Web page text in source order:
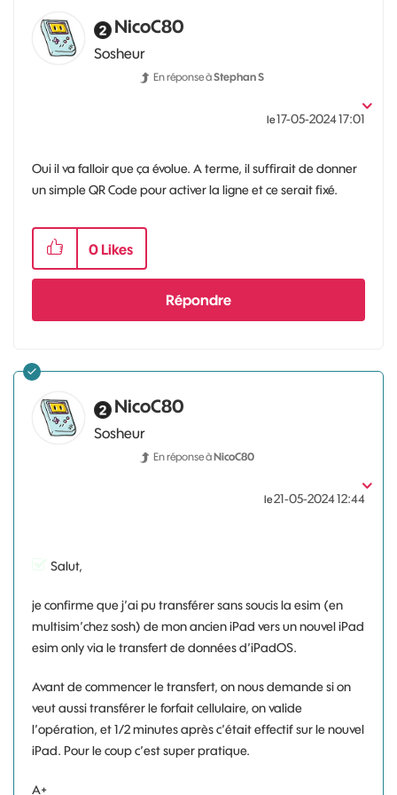
NicoC80
Sosheur
En réponse àStephan S
le‎17-05-202417:01
Oui il va falloir que ça évolue. A terme, il suffirait de donner
un simple QR Code pour activer la ligne et ce serait fixé.
0 Likes
Répondre
NicoC80
Sosheur
En réponse àNicoC80
le‎21-05-202412:44
Salut,
je confirme que j’ai pu transférer sans soucis la esim (en
multisim’chez sosh) de mon ancien iPad vers un nouvel iPad
esim only via le transfert de données d’iPadOS.
Avant de commencer le transfert, on nous demande si on
veut aussi transférer leforfait cellulaire, on valide
l’opération, et 1/2 minutes après c’était effectif sur le nouvel
iPad. Pour le coup c’est super pratique.
A+